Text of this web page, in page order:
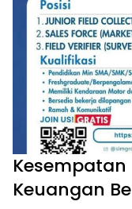
Kesempatan
Keuangan